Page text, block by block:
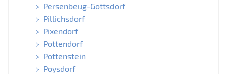
Persenbeug-Gottsdorf
Pillichsdorf
Pixendorf
Pottendorf
Pottenstein
Poysdorf